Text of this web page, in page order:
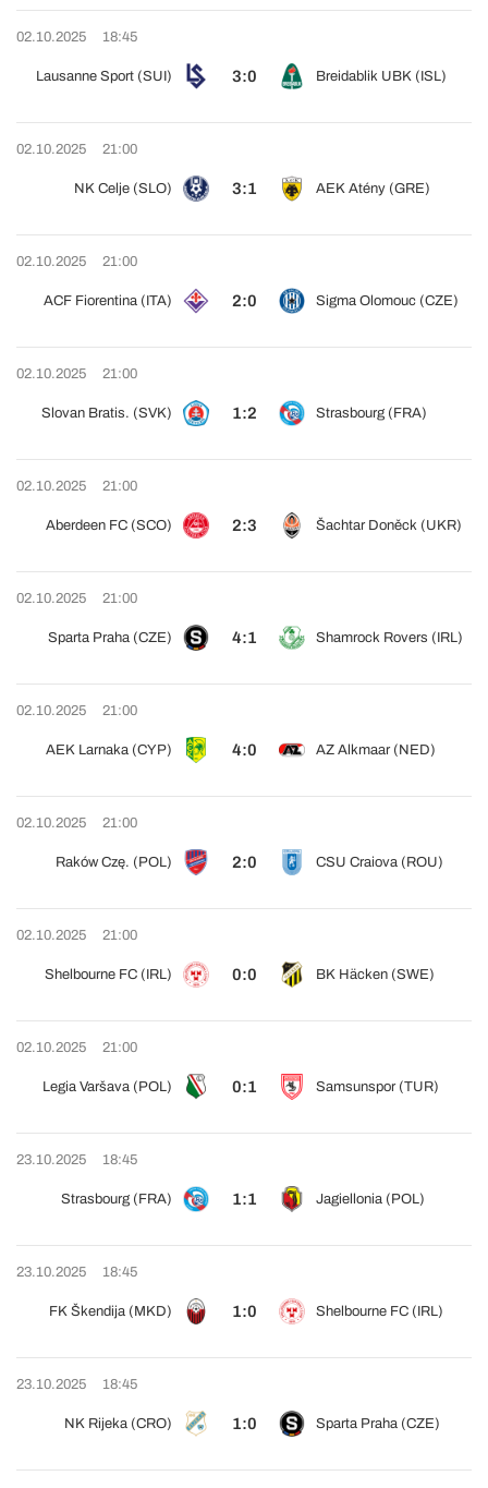
02.10.2025 18:45
Lausanne Sport (SUI) 3:0 Breidablik UBK (ISL)
02.10.2025 21:00
NK Celje (SLO) 3:1 AEK Atény (GRE)
02.10.2025 21:00
ACF Fiorentina (ITA) 2:0 Sigma Olomouc (CZE)
02.10.2025 21:00
Slovan Bratis. (SVK) 1:2 Strasbourg (FRA)
02.10.2025 21:00
Aberdeen FC (SCO) 2:3 Šachtar Doněck (UKR)
02.10.2025 21:00
Sparta Praha (CZE) 4:1 Shamrock Rovers (IRL)
02.10.2025 21:00
AEK Larnaka (CYP) 4:0 AZ Alkmaar (NED)
02.10.2025 21:00
Raków Czę. (POL) 2:0 CSU Craiova (ROU)
02.10.2025 21:00
Shelbourne FC (IRL) 0:0 BK Häcken (SWE)
02.10.2025 21:00
Legia Varšava (POL) 0:1 Samsunspor (TUR)
23.10.2025 18:45
Strasbourg (FRA) 1:1 Jagiellonia (POL)
23.10.2025 18:45
FK Škendija (MKD) 1:0 Shelbourne FC (IRL)
23.10.2025 18:45
NK Rijeka (CRO) 1:0 Sparta Praha (CZE)